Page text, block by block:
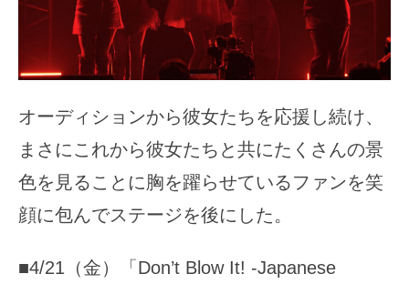
オーディションから彼女たちを応援し続け、
まさにこれから彼女たちと共にたくさんの景
色を見ることに胸を躍らせているファンを笑
顔に包んでステージを後にした。
■4/21（金）「Don’t Blow It! -Japanese